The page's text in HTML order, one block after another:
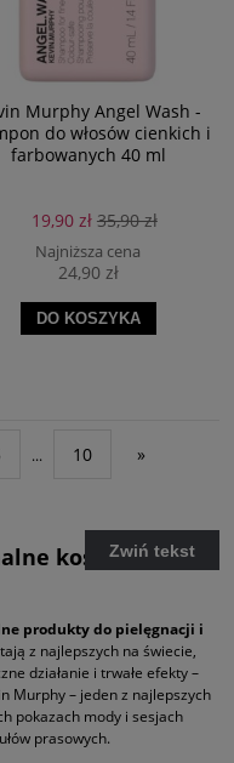
Murphy Angel Wash -
do włosów cienkich i
farbowanych 40 ml
19,90 zł 35,90 zł
Najniższa cena
24,90 zł
DO KOSZYKA
... 10 »
Zwiń tekst
kosmetyki do
produkty do pielęgnacji i
z najlepszych na świecie,
działanie i trwałe efekty –
Murphy – jeden z najlepszych
pokazach mody i sesjach
prasowych.